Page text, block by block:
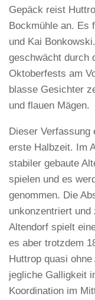
Gepäck reist
Bockmühle an. Es
und Kai
geschwächt durch
Oktoberfests am
blasse Gesichter
und flauen Mägen.
Dieser Verfassung
erste Halbzeit. Im
stabiler gebaute
spielen und es
genommen. Die
unkonzentriert
Altendorf spielt
es aber trotzdem
Huttrop quasi
jegliche Galligkeit
Koordination im